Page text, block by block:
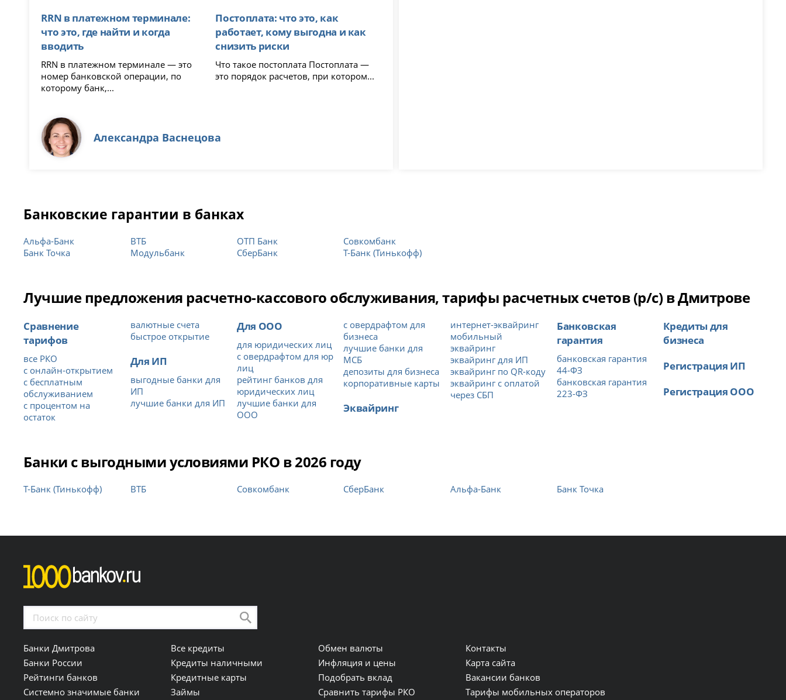
RRN в платежном терминале:
что это, где найти и когда
вводить
RRN в платежном терминале — это
номер банковской операции, по
которому банк,...
Постоплата: что это, как
работает, кому выгодна и как
снизить риски
Что такое постоплата Постоплата —
это порядок расчетов, при котором...
Александра Васнецова
Банковские гарантии в банках
Альфа-Банк
Банк Точка
ВТБ
Модульбанк
ОТП Банк
СберБанк
Совкомбанк
Т-Банк (Тинькофф)
Лучшие предложения расчетно-кассового обслуживания, тарифы расчетных счетов (р/с) в Дмитрове
Сравнение
тарифов
все РКО
с онлайн-открытием
с бесплатным
обслуживанием
с процентом на
остаток
валютные счета
быстрое открытие
Для ИП
выгодные банки для
ИП
лучшие банки для ИП
Для ООО
для юридических лиц
с овердрафтом для юр
лиц
рейтинг банков для
юридических лиц
лучшие банки для
ООО
с овердрафтом для
бизнеса
лучшие банки для
МСБ
депозиты для бизнеса
корпоративные карты
Эквайринг
интернет-эквайринг
мобильный
эквайринг
эквайринг для ИП
эквайринг по QR-коду
эквайринг с оплатой
через СБП
Банковская
гарантия
банковская гарантия
44-ФЗ
банковская гарантия
223-ФЗ
Кредиты для
бизнеса
Регистрация ИП
Регистрация ООО
Банки с выгодными условиями РКО в 2026 году
Т-Банк (Тинькофф) ВТБ Совкомбанк СберБанк Альфа-Банк Банк Точка
Банки Дмитрова
Банки России
Рейтинги банков
Системно значимые банки
Все кредиты
Кредиты наличными
Кредитные карты
Займы
Обмен валюты
Инфляция и цены
Подобрать вклад
Сравнить тарифы РКО
Контакты
Карта сайта
Вакансии банков
Тарифы мобильных операторов